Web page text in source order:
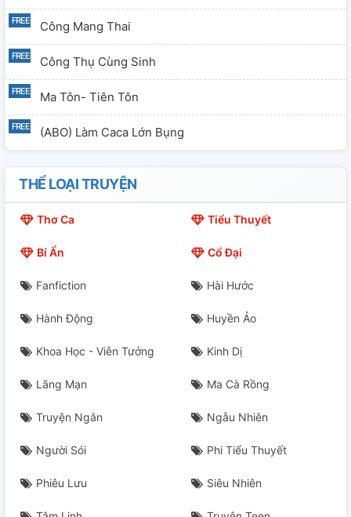
Công Mang Thai
Công Thụ Cùng Sinh
Ma Tôn- Tiên Tôn
(ABO) Làm Caca Lớn Bụng
THỂ LOẠI TRUYỆN
Thơ Ca Tiểu Thuyết
Bí Ẩn Cổ Đại
Fanfiction Hài Hước
Hành Động Huyền Ảo
Khoa Học - Viễn Tưởng Kinh Dị
Lãng Mạn Ma Cà Rồng
Truyện Ngắn Ngẫu Nhiên
Người Sói Phi Tiểu Thuyết
Phiêu Lưu Siêu Nhiên